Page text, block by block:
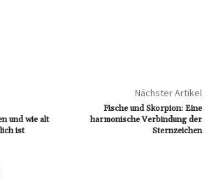
und wie alt
ist
Nächster Artikel
Fische und Skorpion: Eine
harmonische Verbindung der
Sternzeichen